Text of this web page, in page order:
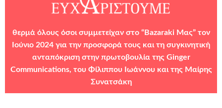
θερμά όλους όσοι συμμετείχαν στο “Bazaraki Μας” τον
Ιούνιο 2024 για την προσφορά τους και τη συγκινητική
ανταπόκριση στην πρωτοβουλία της Ginger
Communications, του Φίλιππου Ιωάννου και της Μαίρης
Συνατσάκη